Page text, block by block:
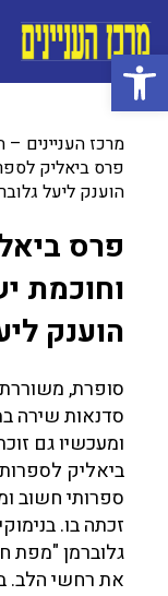
פתח סרגל נגישות
מרכז העניינים
הוענק ליעל
פרס
הוענק
סופרת,
סדנאות שירה
ומעכשיו גם
ביאליק
ספרותי חשוב
זכתה בו.
גלוברמן "מפת
את רחשי הלב.